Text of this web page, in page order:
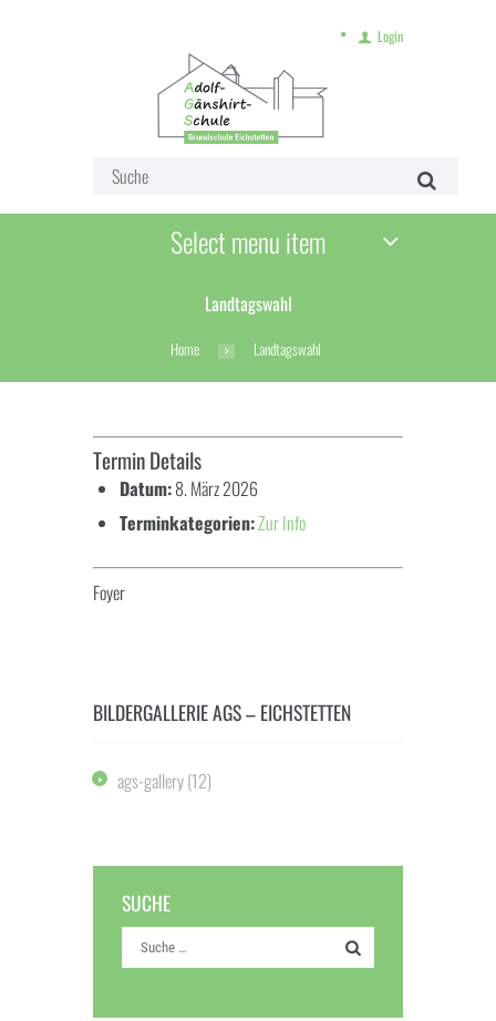
Login
Select menu item
Landtagswahl
Home Landtagswahl
Termin Details
Datum:8. März 2026
Terminkategorien:Zur Info
Foyer
BILDERGALLERIE AGS – EICHSTETTEN
ags-gallery(12)
SUCHE